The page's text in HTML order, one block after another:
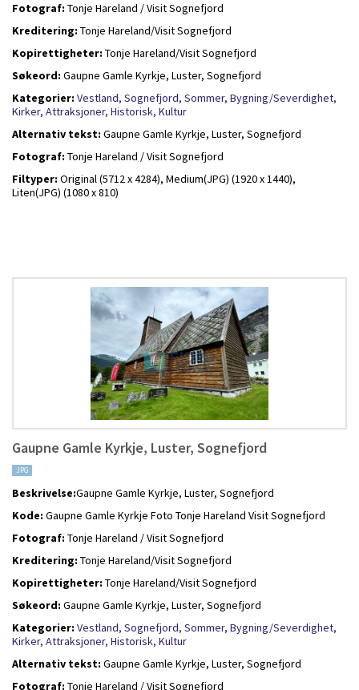
Fotograf: Tonje Hareland / Visit Sognefjord
Kreditering: Tonje Hareland/Visit Sognefjord
Kopirettigheter: Tonje Hareland/Visit Sognefjord
Søkeord: Gaupne Gamle Kyrkje, Luster, Sognefjord
Kategorier: Vestland, Sognefjord, Sommer, Bygning/Severdighet,
Kirker, Attraksjoner, Historisk, Kultur
Alternativ tekst: Gaupne Gamle Kyrkje, Luster, Sognefjord
Fotograf: Tonje Hareland / Visit Sognefjord
Filtyper: Original (5712 x 4284), Medium(JPG) (1920 x 1440),
Liten(JPG) (1080 x 810)
Gaupne Gamle Kyrkje, Luster, Sognefjord
JPG
Beskrivelse:Gaupne Gamle Kyrkje, Luster, Sognefjord
Kode: Gaupne Gamle Kyrkje Foto Tonje Hareland Visit Sognefjord
Fotograf: Tonje Hareland / Visit Sognefjord
Kreditering: Tonje Hareland/Visit Sognefjord
Kopirettigheter: Tonje Hareland/Visit Sognefjord
Søkeord: Gaupne Gamle Kyrkje, Luster, Sognefjord
Kategorier: Vestland, Sognefjord, Sommer, Bygning/Severdighet,
Kirker, Attraksjoner, Historisk, Kultur
Alternativ tekst: Gaupne Gamle Kyrkje, Luster, Sognefjord
Fotograf: Tonje Hareland / Visit Sognefjord